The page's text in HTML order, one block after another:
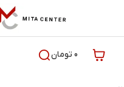
0 تومان